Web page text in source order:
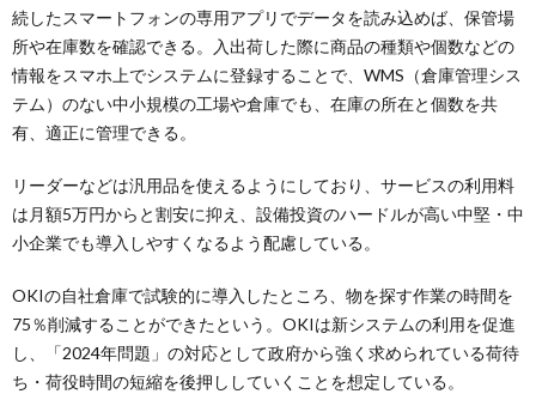
続したスマートフォンの専用アプリでデータを読み込めば、保管場
所や在庫数を確認できる。入出荷した際に商品の種類や個数などの
情報をスマホ上でシステムに登録することで、WMS（倉庫管理シス
テム）のない中小規模の工場や倉庫でも、在庫の所在と個数を共
有、適正に管理できる。
リーダーなどは汎用品を使えるようにしており、サービスの利用料
は月額5万円からと割安に抑え、設備投資のハードルが高い中堅・中
小企業でも導入しやすくなるよう配慮している。
OKIの自社倉庫で試験的に導入したところ、物を探す作業の時間を
75％削減することができたという。OKIは新システムの利用を促進
し、「2024年問題」の対応として政府から強く求められている荷待
ち・荷役時間の短縮を後押ししていくことを想定している。